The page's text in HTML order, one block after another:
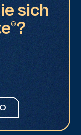
sich